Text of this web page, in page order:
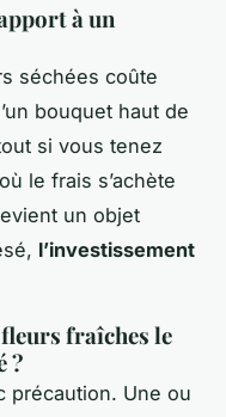
à un
séchées coûte
bouquet haut de
si vous tenez
le frais s’achète
un objet
l’investissement
fraîches le
?
précaution. Une ou